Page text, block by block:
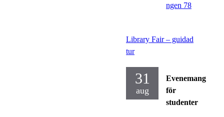
ngen 78
Library Fair – guidad
tur
31
aug
Evenemang
för
studenter